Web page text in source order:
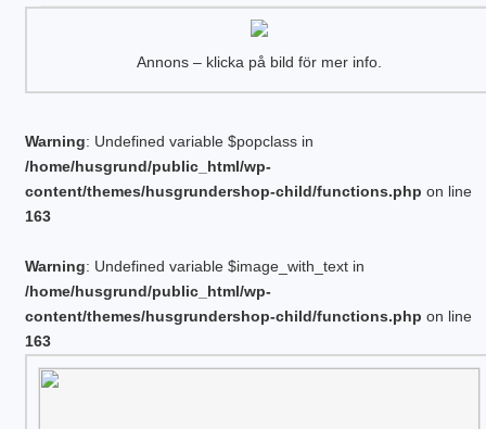
Annons – klicka på bild för mer info.
Warning: Undefined variable $popclass in
/home/husgrund/public_html/wp-
content/themes/husgrundershop-child/functions.php on line
163
Warning: Undefined variable $image_with_text in
/home/husgrund/public_html/wp-
content/themes/husgrundershop-child/functions.php on line
163